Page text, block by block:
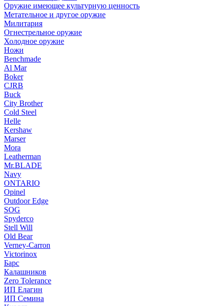
Оружие имеющее культурную ценность
Метательное и другое оружие
Милитария
Огнестрельное оружие
Холодное оружие
Ножи
Benchmade
Al Mar
Boker
CJRB
Buck
City Brother
Cold Steel
Helle
Kershaw
Marser
Mora
Leatherman
Mr.BLADE
Navy
ONTARIO
Opinel
Outdoor Edge
SOG
Spyderco
Stell Will
Old Bear
Verney-Carron
Victorinox
Барс
Калашников
Zero Tolerance
ИП Елагин
ИП Семина